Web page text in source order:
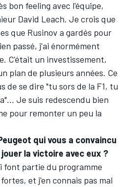
bon feeling avec l'équipe,
David Leach. Je crois que
que Rusinov a gardés pour
passé, j'ai énormément
C'était un investissement,
plan de plusieurs années. Ce
de se dire "tu sors de la F1, tu
Je suis redescendu bien
pour remonter un peu la
qui vous a convaincu
la victoire avec eux ?
font partie du programme
et j'en connais pas mal